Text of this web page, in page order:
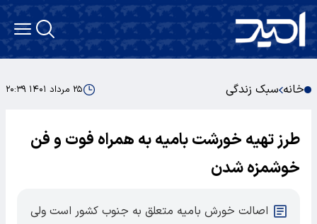
خانه سبک زندگی ۲۵ مرداد ۱۴۰۱ ۲۰:۳۹
طرز تهیه خورشت بامیه به همراه فوت و فن
خوشمزه شدن
اصالت خورش بامیه متعلق به جنوب کشور است ولی